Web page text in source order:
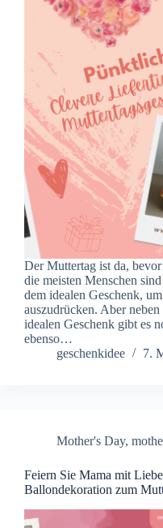
Der Muttertag ist da,
die meisten Menschen
dem idealen Geschenk,
auszudrücken. Aber
idealen Geschenk gibt es
ebenso…
geschenkidee
7.
Mother's Day,
Feiern Sie Mama mit
Ballondekoration zum